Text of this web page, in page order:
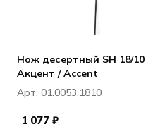
Нож десертный SH 18/10
Акцент / Accent
Арт. 01.0053.1810
1 077 ₽